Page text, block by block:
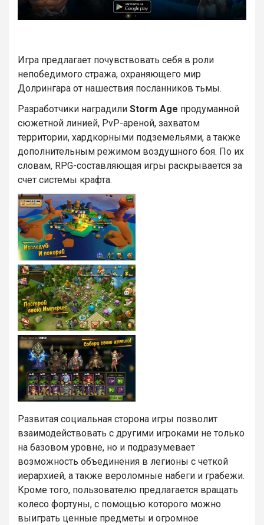
Игра предлагает почувствовать себя в роли
непобедимого стража, охраняющего мир
Долрингара от нашествия посланников тьмы.
Разработчики наградили Storm Age продуманной
сюжетной линией, PvP-ареной, захватом
территории, хардкорными подземельями, а также
дополнительным режимом воздушного боя. По их
словам, RPG-составляющая игры раскрывается за
счет системы крафта.
Развитая социальная сторона игры позволит
взаимодействовать с другими игроками не только
на базовом уровне, но и подразумевает
возможность объединения в легионы с четкой
иерархией, а также вероломные набеги и грабежи.
Кроме того, пользователю предлагается вращать
колесо фортуны, с помощью которого можно
выиграть ценные предметы и огромное